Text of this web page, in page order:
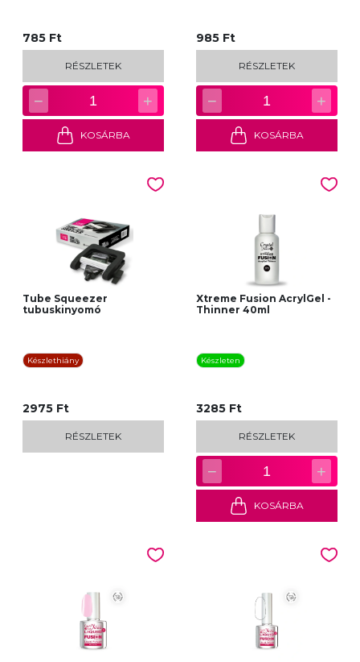
785 Ft
RÉSZLETEK
− 1 +
KOSÁRBA
985 Ft
RÉSZLETEK
− 1 +
KOSÁRBA
Tube Squeezer
tubuskinyomó
Készlethiány
2975 Ft
RÉSZLETEK
Xtreme Fusion AcrylGel -
Thinner 40ml
Készleten
3285 Ft
RÉSZLETEK
− 1 +
KOSÁRBA